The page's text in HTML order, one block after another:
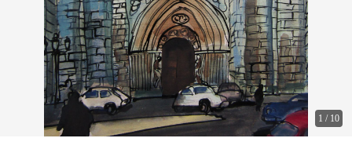
1 / 10